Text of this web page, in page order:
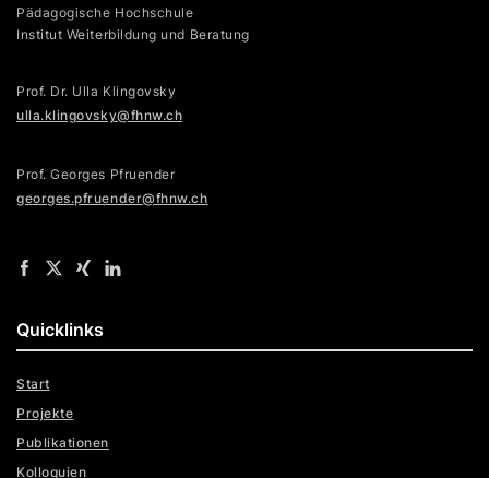
Pädagogische Hochschule
Institut Weiterbildung und Beratung
Prof. Dr. Ulla Klingovsky
ulla.klingovsky@fhnw.ch
Prof. Georges Pfruender
georges.pfruender@fhnw.ch
Quicklinks
Start
Projekte
Publikationen
Kolloquien